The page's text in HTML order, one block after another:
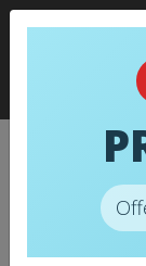
009 –
AIR –
(PKG.3)